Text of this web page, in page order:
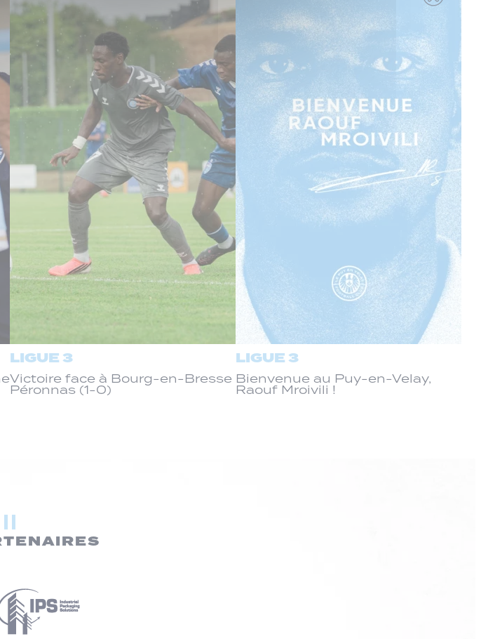
LIGUE 3
Victoire face à Bourg-en-Bresse
Péronnas (1-0)
LIGUE 3
Bienvenue au Puy-en-Velay,
Raouf Mroivili !